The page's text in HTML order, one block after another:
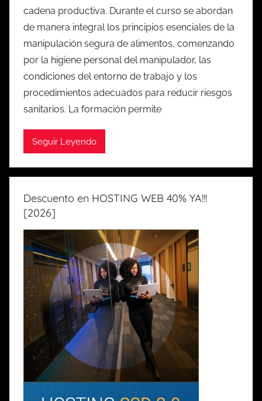
cadena productiva. Durante el curso se abordan
de manera integral los principios esenciales de la
manipulación segura de alimentos, comenzando
por la higiene personal del manipulador, las
condiciones del entorno de trabajo y los
procedimientos adecuados para reducir riesgos
sanitarios. La formación permite
Seguir Leyendo
Descuento en HOSTING WEB 40% YA!!!
[2026]